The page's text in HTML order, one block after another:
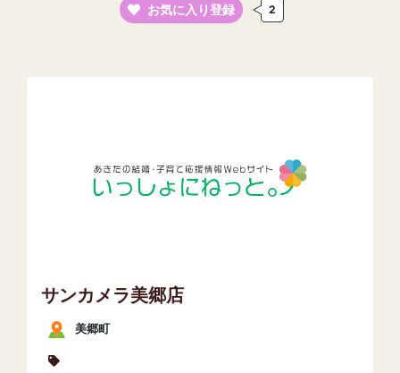
お気に入り登録 2
サンカメラ美郷店
美郷町